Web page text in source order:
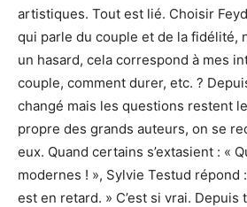
artistiques. Tout est lié. Choisir
qui parle du couple et de la fidélité,
un hasard, cela correspond à mes
couple, comment durer, etc. ?
changé mais les questions restent
propre des grands auteurs, on se
eux. Quand certains s’extasient : «
modernes ! », Sylvie Testud répond :
est en retard. » C’est si vrai. Depuis